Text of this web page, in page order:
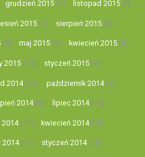
grudzień 2015 (3) listopad 2015 (8)
2015 (3) sierpień 2015(4)
(5) maj 2015 (5) kwiecień 2015 (5)
2015 (10) styczeń 2015(3)
2014(13) październik 2014(7)
2014(9) lipiec 2014(14)
2014(13) kwiecień 2014(16)
2014(11) styczeń 2014(16)